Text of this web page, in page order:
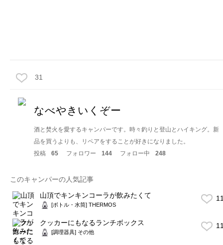
31
なべやきいくぞー
酒と焚火を愛するキャンパーです。時々釣りと登山とハイキング。新
品を買うよりも、リペアをすることが好きになりました。
投稿
65 フォロワー 144 フォロー中 248
このキャンパーの人気記事
山頂でキンキンコーラが飲みたくて
[ボトル・水筒] THERMOS
クッカーにもなるランチボックス
[調理器具] その他